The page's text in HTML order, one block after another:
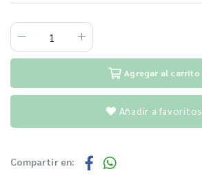
Agregar al carrito
Añadir a favoritos
Compartir en: